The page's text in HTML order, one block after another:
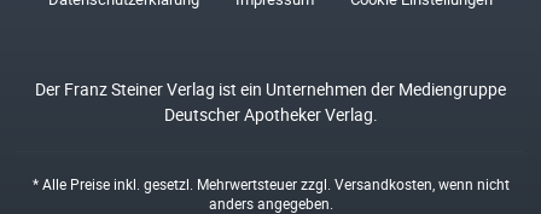
Der Franz Steiner Verlag ist ein Unternehmen der Mediengruppe
Deutscher Apotheker Verlag.
* Alle Preise inkl. gesetzl. Mehrwertsteuer zzgl. Versandkosten , wenn nicht
anders angegeben.